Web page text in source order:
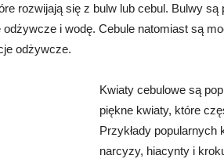
rozwijają się z bulw lub cebul. Bulwy
i wodę. Cebule natomiast są
odżywcze.
Kwiaty cebulowe są
piękne kwiaty, które
Przykłady popularnych
narcyzy, hiacynty i